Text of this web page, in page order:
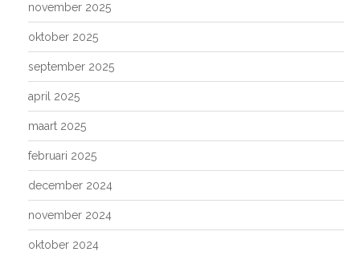
november 2025
oktober 2025
september 2025
april 2025
maart 2025
februari 2025
december 2024
november 2024
oktober 2024